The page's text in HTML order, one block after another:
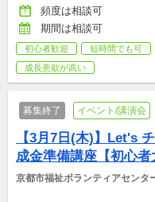
頻度は相談可
期間は相談可
初心者歓迎 短時間でも可
成長意欲が高い
募集終了 イベント/講演会
【3月7日(木)】Let's
成金準備講座【初心者
京都市福祉ボランティアセンタ